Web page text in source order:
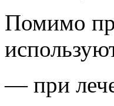
Помимо
— при